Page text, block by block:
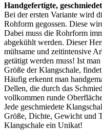
Handgefertigte,
Bei der ersten Variante wird
Rohform gegossen. Diese
Dabei muss die Rohrform
abgekühlt werden. Dieser
mühsame und zeitintensive
getätigt werden muss! Ist
Größe der Klangschale,
Häufig erkennt man
Dellen, die durch das
vollkommen runde
Jede geschmiedete
Größe, Dichte, Gewicht und
Klangschale ein Unikat!